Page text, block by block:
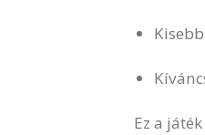
Ez a játék